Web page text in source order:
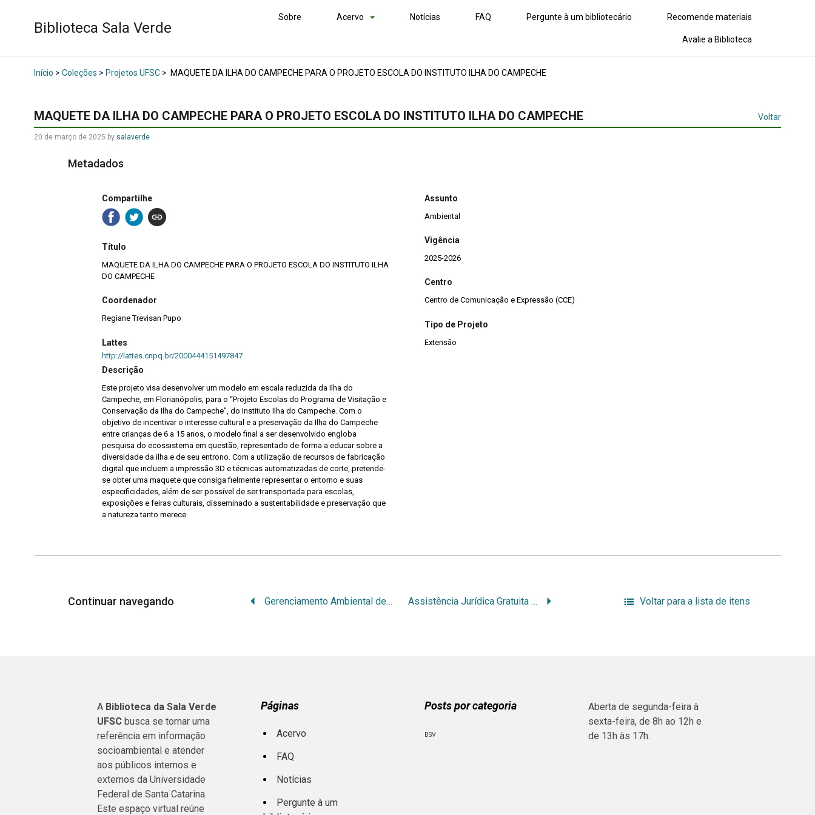
Biblioteca Sala Verde
Sobre Acervo Notícias FAQ Pergunte à um bibliotecário Recomende materiais
Avalie a Biblioteca
Início > Coleções > Projetos UFSC > MAQUETE DA ILHA DO CAMPECHE PARA O PROJETO ESCOLA DO INSTITUTO ILHA DO CAMPECHE
MAQUETE DA ILHA DO CAMPECHE PARA O PROJETO ESCOLA DO INSTITUTO ILHA DO CAMPECHE Voltar
20 de março de 2025 by salaverde
Metadados
Compartilhe
Título
MAQUETE DA ILHA DO CAMPECHE PARA O PROJETO ESCOLA DO INSTITUTO ILHA
DO CAMPECHE
Coordenador
Regiane Trevisan Pupo
Lattes
http://lattes.cnpq.br/2000444151497847
Descrição
Este projeto visa desenvolver um modelo em escala reduzida da Ilha do
Campeche, em Florianópolis, para o “Projeto Escolas do Programa de Visitação e
Conservação da Ilha do Campeche”, do Instituto Ilha do Campeche. Com o
objetivo de incentivar o interesse cultural e a preservação da Ilha do Campeche
entre crianças de 6 a 15 anos, o modelo final a ser desenvolvido engloba
pesquisa do ecossistema em questão, representado de forma a educar sobre a
diversidade da ilha e de seu entrono. Com a utilização de recursos de fabricação
digital que incluem a impressão 3D e técnicas automatizadas de corte, pretende-
se obter uma maquete que consiga fielmente representar o entorno e suas
especificidades, além de ser possível de ser transportada para escolas,
exposições e feiras culturais, disseminado a sustentabilidade e preservação que
a natureza tanto merece.
Assunto
Ambiental
Vigência
2025-2026
Centro
Centro de Comunicação e Expressão (CCE)
Tipo de Projeto
Extensão
Continuar navegando Gerenciamento Ambiental de áreas afetadas por derramamento de óleo mineral isolante em terrenos naturais. Assistência Jurídica Gratuita às Associações Civis no âmbito da Ação Civil Pública Estrutural da Lagoa da Conceição em Florianópolis/SC Voltar para a lista de itens
A Biblioteca da Sala Verde
UFSC busca se tornar uma
referência em informação
socioambiental e atender
aos públicos internos e
externos da Universidade
Federal de Santa Catarina.
Este espaço virtual reúne
Páginas
Acervo
FAQ
Notícias
Pergunte à um
Posts por categoria
BSV
Aberta de segunda-feira à
sexta-feira, de 8h ao 12h e
de 13h às 17h.